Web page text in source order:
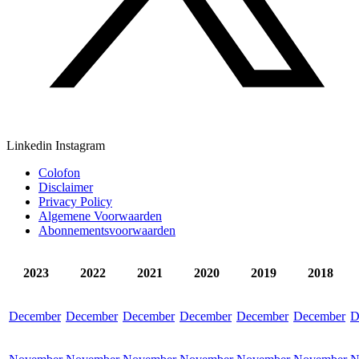
Linkedin Instagram
Colofon
Disclaimer
Privacy Policy
Algemene Voorwaarden
Abonnementsvoorwaarden
2023 2022 2021 2020 2019 2018
December December December December December December